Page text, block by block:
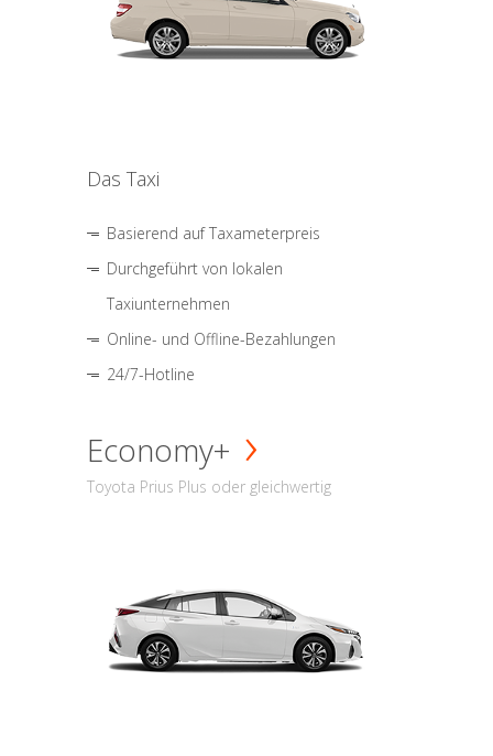
Das Taxi
Basierend auf Taxameterpreis
Durchgeführt von lokalen
Taxiunternehmen
Online- und Offline-Bezahlungen
24/7-Hotline
Economy+
Toyota Prius Plus oder gleichwertig